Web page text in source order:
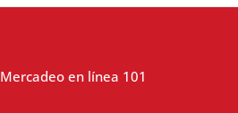
Mercadeo en línea 101